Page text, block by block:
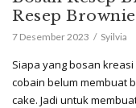
Resep
7 Desember 2023 Syilvia
Siapa yang bosan
cobain belum membuat
cake. Jadi untuk